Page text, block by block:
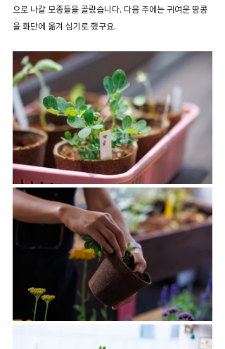
으로 나갈 모종들을 골랐습니다. 다음 주에는 귀여운 땅콩
을 화단에 옮겨 심기로 했구요.